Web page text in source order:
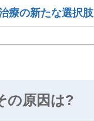
療の新たな選択肢
の原因は?